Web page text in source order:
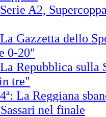
Serie A2,
La Gazzetta dello
0-20"
La Repubblica sulla
tre"
4ª: La Reggiana
nel finale